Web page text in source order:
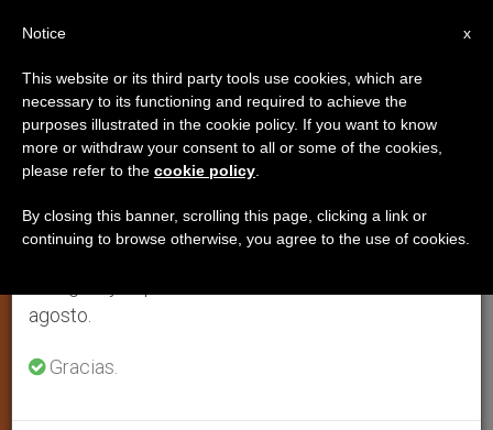
TESTIMONIOS
×
Aviso importante
Del 27 de julio al 7 de agosto haremos la pausa
anual, aprovechando que en el periodo de verano
se generan menos informaciones y también el
agosto.
Gracias.
x
Notice
This website or its third party tools use cookies, which are
necessary to its functioning and required to achieve the
purposes illustrated in the cookie policy. If you want to know
more or withdraw your consent to all or some of the cookies,
please refer to the cookie policy
By closing this banner, scrolling this page, clicking a link or
continuing to browse otherwise, you agree to the use of cookies.